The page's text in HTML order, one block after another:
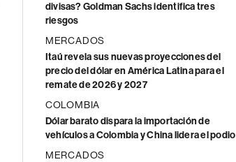
divisas? Goldman Sachs identifica tres
riesgos
MERCADOS
Itaú revela sus nuevas proyecciones del
precio del dólar en América Latina para el
remate de 2026 y 2027
COLOMBIA
Dólar barato dispara la importación de
vehículos a Colombia y China lidera el podio
MERCADOS